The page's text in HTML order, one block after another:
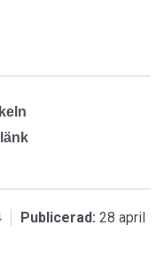
Publicerad: 28 april